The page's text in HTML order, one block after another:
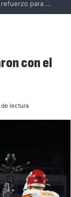
Liga MX vs MLS All-Star Game 2026: previa, fecha, horario, convocados y todo lo que debes saber
con el
lectura